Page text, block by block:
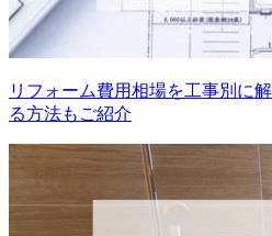
リフォーム費用相場を工事別に
る方法もご紹介